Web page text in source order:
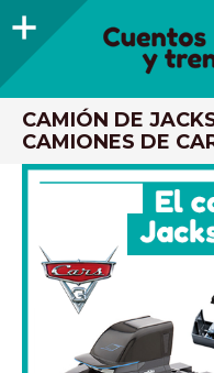
Barra
CUENTOS Y
TRENES DE MADERA Y LIBROS
CAMIÓN DE
CAMIONES DE